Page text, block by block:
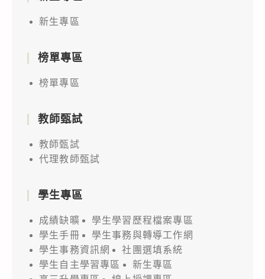
新生專區
榜單專區
榜單專區
教師甄試
教師甄試
代理教師甄試
學生專區
成績缺曠
學生學習歷程檔案專區
學生手冊
學生事務與轉導工作網
學生事務資訊網
社團選填系統
學生自主學習專區
新生專區